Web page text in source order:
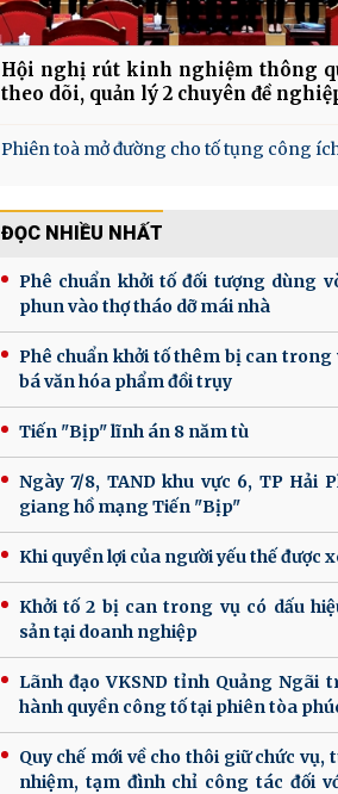
Hội nghị rút kinh nghiệm thông
theo dõi, quản lý 2 chuyên đề
Phiên toà mở đường cho tố tụng công
ĐỌC NHIỀU NHẤT
Phê chuẩn khởi tố đối tượng dùng
phun vào thợ tháo dỡ mái nhà
Phê chuẩn khởi tố thêm bị can trong
bá văn hóa phẩm đồi trụy
Tiến "Bịp" lĩnh án 8 năm tù
Ngày 7/8, TAND khu vực 6, TP Hải
giang hồ mạng Tiến "Bịp"
Khi quyền lợi của người yếu thế được
Khởi tố 2 bị can trong vụ có dấu
sản tại doanh nghiệp
Lãnh đạo VKSND tỉnh Quảng Ngãi
hành quyền công tố tại phiên tòa
Quy chế mới về cho thôi giữ chức vụ,
nhiệm, tạm đình chỉ công tác đối